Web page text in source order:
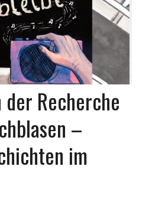
der Recherche
–
im